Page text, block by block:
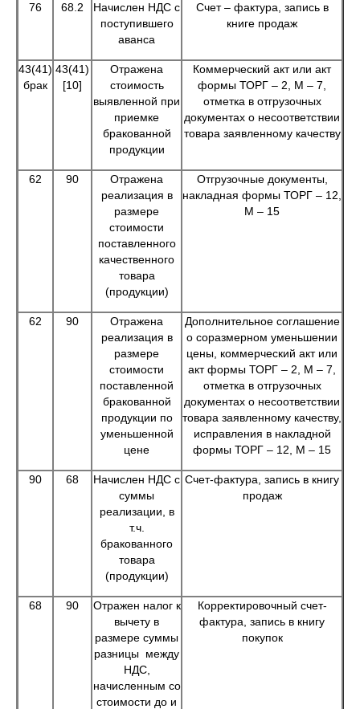
76 68.2
Начислен НДС с
поступившего
аванса
Счет – фактура, запись в
книге продаж
43(41)
брак
43(41)
[10]
Отражена
стоимость
выявленной при
приемке
бракованной
продукции
Коммерческий акт или акт
формы ТОРГ – 2, М – 7,
отметка в отгрузочных
документах о несоответствии
товара заявленному качеству
62 90
Отражена
реализация в
размере
стоимости
поставленного
качественного
товара
(продукции)
Отгрузочные документы,
накладная формы ТОРГ – 12,
М – 15
62 90
Отражена
реализация в
размере
стоимости
поставленной
бракованной
продукции по
уменьшенной
цене
Дополнительное соглашение
о соразмерном уменьшении
цены, коммерческий акт или
акт формы ТОРГ – 2, М – 7,
отметка в отгрузочных
документах о несоответствии
товара заявленному качеству,
исправления в накладной
формы ТОРГ – 12, М – 15
90 68
Начислен НДС с
суммы
реализации, в
т.ч.
бракованного
товара
(продукции)
Счет-фактура, запись в книгу
продаж
68 90
Отражен налог к
вычету в
размере суммы
разницы между
НДС,
начисленным со
стоимости до и
Корректировочный счет-
фактура, запись в книгу
покупок